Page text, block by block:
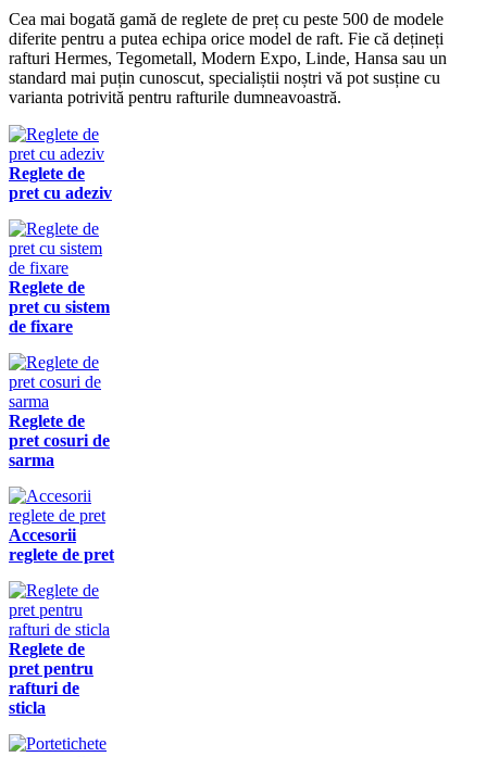
Cea mai bogată gamă de reglete de preț cu peste 500 de modele
diferite pentru a putea echipa orice model de raft. Fie că dețineți
rafturi Hermes, Tegometall, Modern Expo, Linde, Hansa sau un
standard mai puțin cunoscut, specialiștii noștri vă pot susține cu
varianta potrivită pentru rafturile dumneavoastră.
Reglete de
pret cu adeziv
Reglete de
pret cu sistem
de fixare
Reglete de
pret cosuri de
sarma
Accesorii
reglete de pret
Reglete de
pret pentru
rafturi de
sticla